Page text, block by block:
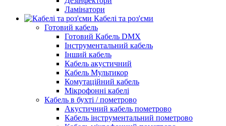
Ламінатори
Кабелі та роз'єми
Готовий кабель
Готовий Кабель DMX
Інструментальний кабель
Інший кабель
Кабель акустичний
Кабель Мультикор
Комутаційний кабель
Мікрофонні кабелі
Кабель в бухті / пометрово
Акустичний кабель пометрово
Кабель інструментальний пометрово